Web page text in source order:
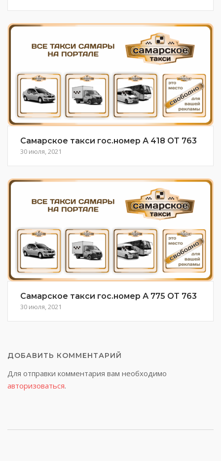
Самарское такси гос.номер А 418 ОТ 763
30 июля, 2021
Самарское такси гос.номер А 775 ОТ 763
30 июля, 2021
ДОБАВИТЬ КОММЕНТАРИЙ
Для отправки комментария вам необходимо
авторизоваться.